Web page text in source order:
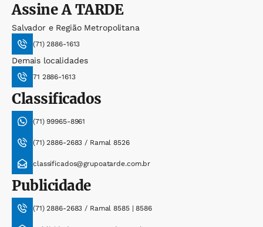
AssineA TARDE
Salvador e Região Metropolitana
(71) 2886-1613
Demais localidades
71 2886-1613
Classificados
(71) 99965-8961
(71) 2886-2683 / Ramal 8526
classificados@grupoatarde.com.br
Publicidade
(71) 2886-2683 / Ramal 8585 | 8586